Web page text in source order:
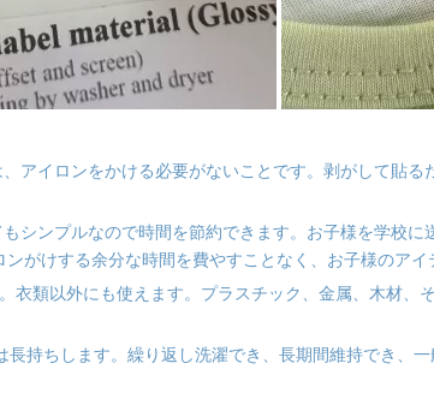
アイロンをかける必要がないことです。剥がして貼
シンプルなので時間を節約できます。お子様を学校
がけする余分な時間を費やすことなく、お子様のアイ
衣類以外にも使えます。プラスチック、金属、木材
持ちします。繰り返し洗濯でき、長期間維持でき、一